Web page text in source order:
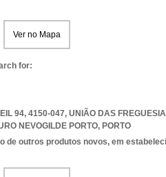
Ver no Mapa
for:
94, 4150-047, UNIÃO DAS
NEVOGILDE PORTO, PORTO
de outros produtos novos, em